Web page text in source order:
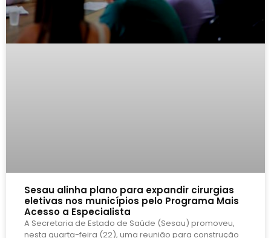
Sesau alinha plano para expandir cirurgias
eletivas nos municípios pelo Programa Mais
Acesso a Especialista
A Secretaria de Estado de Saúde (Sesau) promoveu,
nesta quarta-feira (22), uma reunião para construção